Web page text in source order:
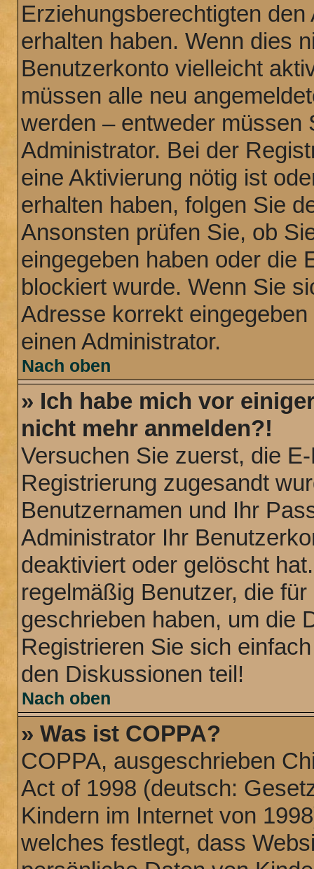
Erziehungsberechtigten
erhalten haben. Wenn dies
Benutzerkonto vielleicht
müssen alle neu
werden – entweder müssen
Administrator. Bei der
eine Aktivierung nötig ist
erhalten haben, folgen Sie
Ansonsten prüfen Sie, ob
eingegeben haben oder die
blockiert wurde. Wenn Sie
Adresse korrekt
einen Administrator.
Nach oben
» Ich habe mich vor
nicht mehr anmelden?!
Versuchen Sie zuerst, die
Registrierung zugesandt
Benutzernamen und Ihr
Administrator Ihr
deaktiviert oder gelöscht
regelmäßig Benutzer, die
geschrieben haben, um die
Registrieren Sie sich
den Diskussionen teil!
Nach oben
» Was ist COPPA?
COPPA, ausgeschrieben
Act of 1998 (deutsch:
Kindern im Internet von
welches festlegt, dass